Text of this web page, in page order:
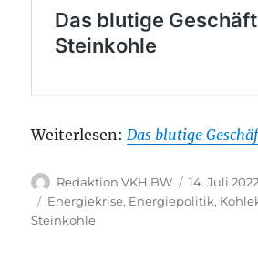
Weiterlesen: Das blutige
Autor
Redaktion VKH BW
am
14. Juli 2022
Schlagwörter
Energiekrise, Energiepolitik,
Steinkohle